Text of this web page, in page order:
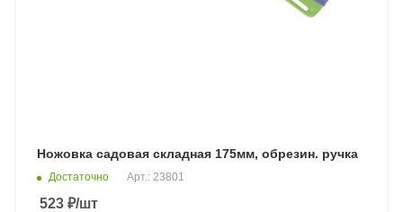
Ножовка садовая складная 175мм, обрезин. ручка
Достаточно Арт.: 23801
523 ₽/шт